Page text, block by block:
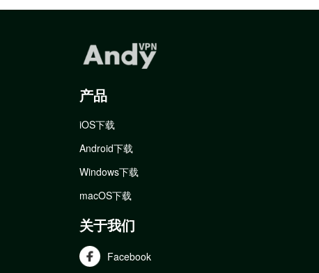
产品
iOS下载
Android下载
Windows下载
macOS下载
关于我们
Facebook